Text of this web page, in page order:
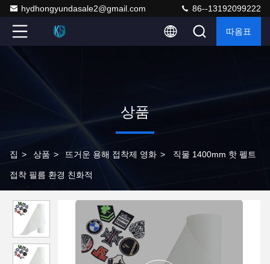
hydhongyundasale2@gmail.com 86--13192099222
따옴표
상품
집 > 상품 > 뜨거운 용해 접착제 영화 > 직물 1400mm 핫 펠트
접착 필름 환경 친화적